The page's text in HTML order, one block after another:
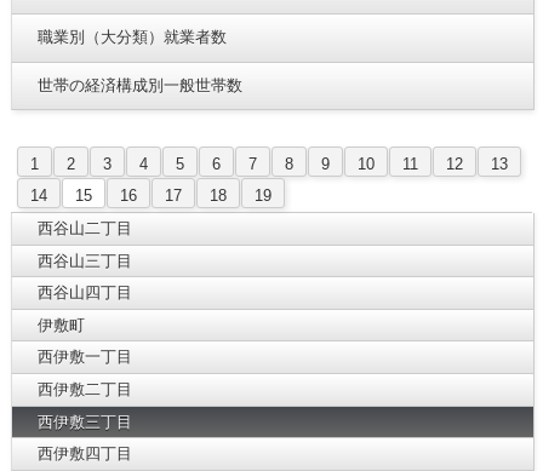
職業別（大分類）就業者数
世帯の経済構成別一般世帯数
1 2 3 4 5 6 7 8 9 10 11 12
13
14
15 16 17 18
19
西谷山二丁目
西谷山三丁目
西谷山四丁目
伊敷町
西伊敷一丁目
西伊敷二丁目
西伊敷三丁目
西伊敷四丁目